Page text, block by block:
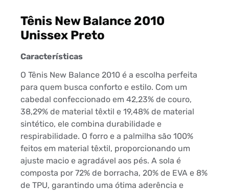
Tênis New Balance 2010
Unissex Preto
Características
O Tênis New Balance 2010 é a escolha perfeita
para quem busca conforto e estilo. Com um
cabedal confeccionado em 42,23% de couro,
38,29% de material têxtil e 19,48% de material
sintético, ele combina durabilidade e
respirabilidade. O forro e a palmilha são 100%
feitos em material têxtil, proporcionando um
ajuste macio e agradável aos pés. A sola é
composta por 72% de borracha, 20% de EVA e 8%
de TPU, garantindo uma ótima aderência e